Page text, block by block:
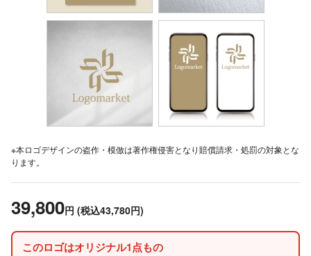
※本ロゴデザインの盗作・模倣は著作権侵害となり賠償請求・処罰の対象とな
ります。
39,800円 (税込43,780円)
このロゴはオリジナル1点もの